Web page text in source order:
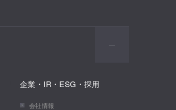
企業・IR・ESG・採用
会社情報